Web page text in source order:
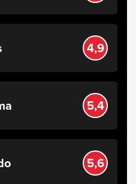
4,9
5,4
5,6